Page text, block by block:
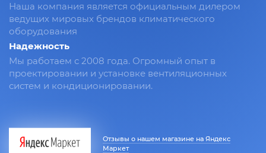
Наша компания является официальным дилером
ведущих мировых брендов климатического
оборудования
Надежность
Мы работаем с 2008 года. Огромный опыт в
проектировании и установке вентиляционных
систем и кондиционировании.
Отзывы о нашем магазине на Яндекс
Маркет